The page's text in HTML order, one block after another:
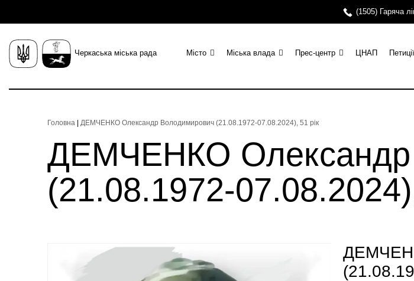
(1505) Гаряча
Черкаська міська рада Місто Міська влада Прес-центр ЦНАП Петиції
Головна ДЕМЧЕНКО Олександр Володимирович (21.08.1972-07.08.2024), 51 рік
ДЕМЧЕНКО Олександр
(21.08.1972-